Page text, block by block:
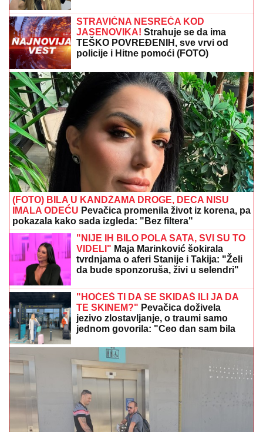
STRAVIČNA NESREĆA KOD
JASENOVIKA! Strahuje se da ima
TEŠKO POVREĐENIH, sve vrvi od
policije i Hitne pomoći (FOTO)
(FOTO) BILA U KANDŽAMA DROGE, DECA NISU
IMALA ODEĆU Pevačica promenila život iz korena, pa
pokazala kako sada izgleda: "Bez filtera"
"NIJE IH BILO POLA SATA, SVI SU TO
VIDELI" Maja Marinković šokirala
tvrdnjama o aferi Stanije i Takija: "Želi
da bude sponzoruša, živi u selendri"
"HOĆEŠ TI DA SE SKIDAŠ ILI JA DA
TE SKINEM?" Pevačica doživela
jezivo zlostavljanje, o traumi samo
jednom govorila: "Ceo dan sam bila